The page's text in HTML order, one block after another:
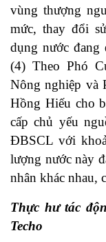
vùng thượng
mức, thay đổi
dụng nước
(4) Theo Phó
Nông nghiệp và
Hồng Hiếu cho
cấp chủ yếu
ĐBSCL với
lượng nước này
nhân khác nhau,
Thực hư tác
Techo